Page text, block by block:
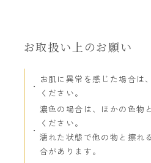
お取扱い上のお願い
お肌に異常を感じた場合は
ください。
濃色の場合は、ほかの色物
ください。
濡れた状態で他の物と擦れ
合があります。